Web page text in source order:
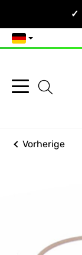
Deutsch
Vorherige